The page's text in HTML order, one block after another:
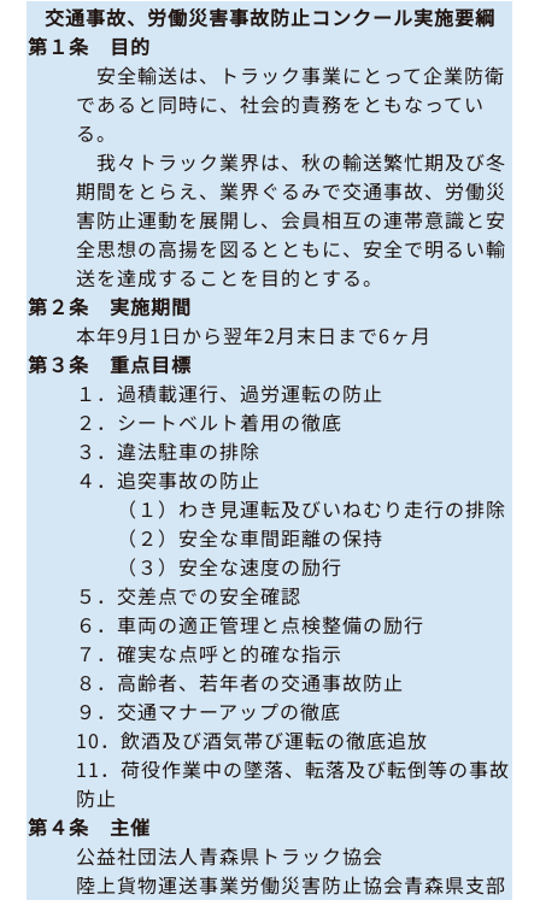
交通事故、労働災害事故防止コンクール実施要綱
第１条 目的
安全輸送は、トラック事業にとって企業防衛
であると同時に、社会的責務をともなってい
る。
我々トラック業界は、秋の輸送繁忙期及び冬
期間をとらえ、業界ぐるみで交通事故、労働災
害防止運動を展開し、会員相互の連帯意識と安
全思想の高揚を図るとともに、安全で明るい輸
送を達成することを目的とする。
第２条 実施期間
本年9月1日から翌年2月末日まで6ヶ月
第３条 重点目標
１．過積載運行、過労運転の防止
２．シートベルト着用の徹底
３．違法駐車の排除
４．追突事故の防止
（１）わき見運転及びいねむり走行の排除
（２）安全な車間距離の保持
（３）安全な速度の励行
５．交差点での安全確認
６．車両の適正管理と点検整備の励行
７．確実な点呼と的確な指示
８．高齢者、若年者の交通事故防止
９．交通マナーアップの徹底
10．飲酒及び酒気帯び運転の徹底追放
11．荷役作業中の墜落、転落及び転倒等の事故
防止
第４条 主催
公益社団法人青森県トラック協会
陸上貨物運送事業労働災害防止協会青森県支部